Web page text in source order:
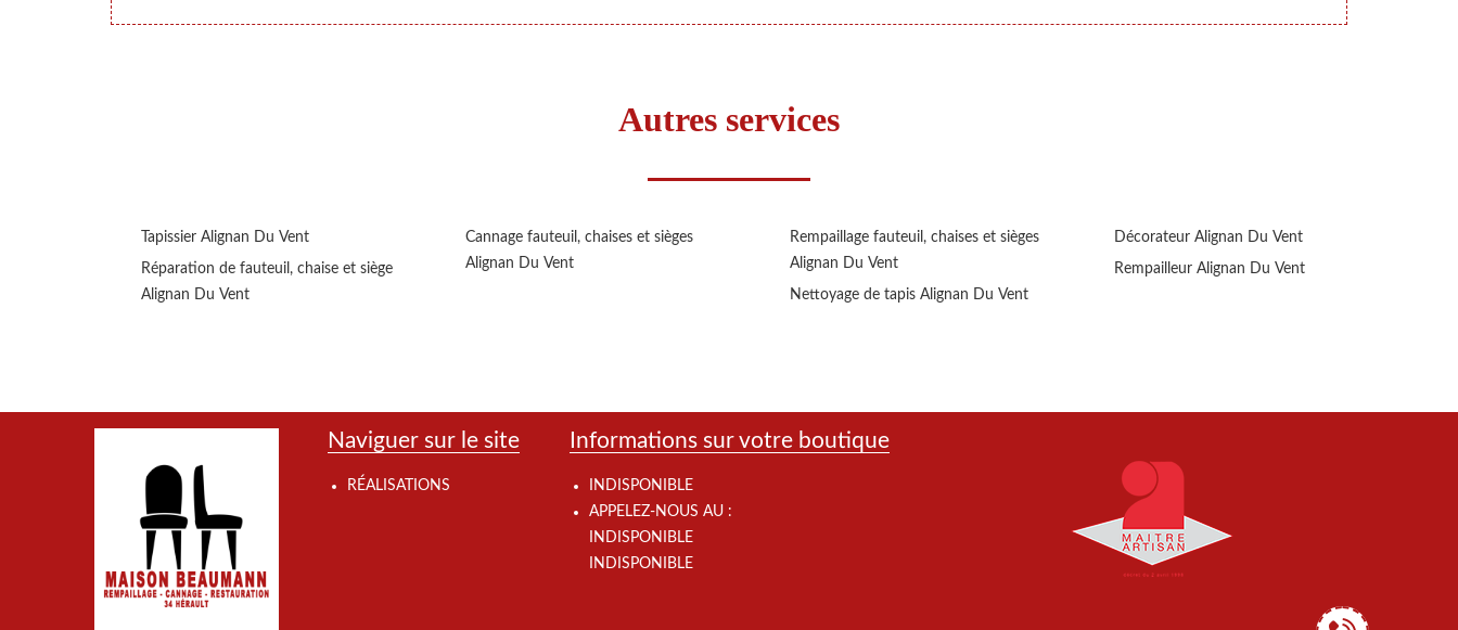
Autres services
Tapissier Alignan Du Vent
Réparation de fauteuil, chaise et siège
Alignan Du Vent
Cannage fauteuil, chaises et sièges
Alignan Du Vent
Rempaillage fauteuil, chaises et sièges
Alignan Du Vent
Nettoyage de tapis Alignan Du Vent
Décorateur Alignan Du Vent
Rempailleur Alignan Du Vent
Naviguer sur le site
RÉALISATIONS
Informations sur votre boutique
INDISPONIBLE
APPELEZ-NOUS AU :
INDISPONIBLE
INDISPONIBLE